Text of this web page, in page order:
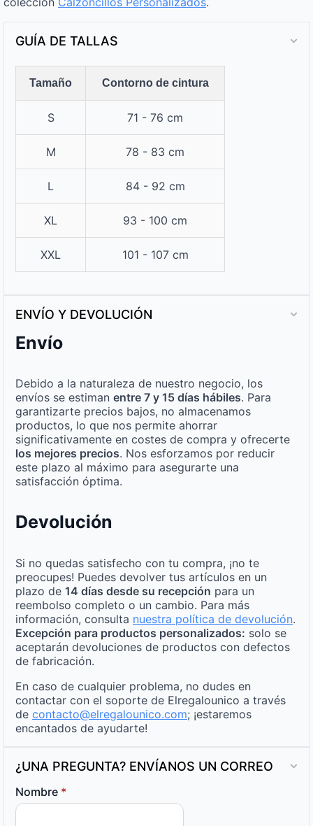
GUÍA DE TALLAS
Tamaño Contorno de cintura
S 71 - 76 cm
M 78 - 83 cm
L 84 - 92 cm
XL 93 - 100 cm
XXL 101 - 107 cm
ENVÍO Y DEVOLUCIÓN
Envío
Debido a la naturaleza de nuestro negocio, los
envíos se estiman entre 7 y 15 días hábiles. Para
garantizarte precios bajos, no almacenamos
productos, lo que nos permite ahorrar
significativamente en costes de compra y ofrecerte
los mejores precios. Nos esforzamos por reducir
este plazo al máximo para asegurarte una
satisfacción óptima.
Devolución
Si no quedas satisfecho con tu compra, ¡no te
preocupes! Puedes devolver tus artículos en un
plazo de 14 días desde su recepción para un
reembolso completo o un cambio. Para más
información, consulta nuestra política de devolución.
Excepción para productos personalizados: solo se
aceptarán devoluciones de productos con defectos
de fabricación.
En caso de cualquier problema, no dudes en
contactar con el soporte de Elregalounico a través
de contacto@elregalounico.com; ¡estaremos
encantados de ayudarte!
¿UNA PREGUNTA? ENVÍANOS UN CORREO
Nombre *